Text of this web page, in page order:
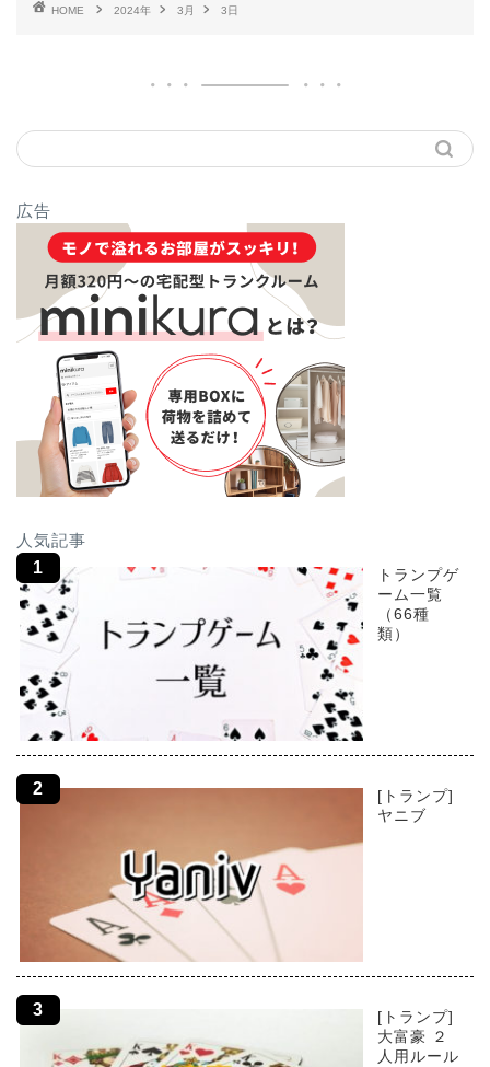
HOME 2024年 3月 3日
広告
人気記事
トランプゲ
ーム一覧
（66種
類）
[トランプ]
ヤニブ
[トランプ]
大富豪 ２
人用ルール